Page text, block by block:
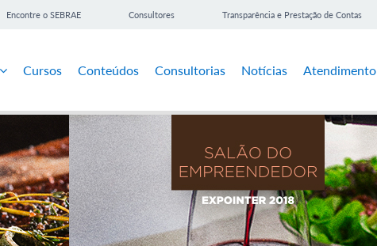
Encontre o SEBRAE Consultores Transparência e Prestação de Contas
Cursos Conteúdos Consultorias Notícias Atendimento